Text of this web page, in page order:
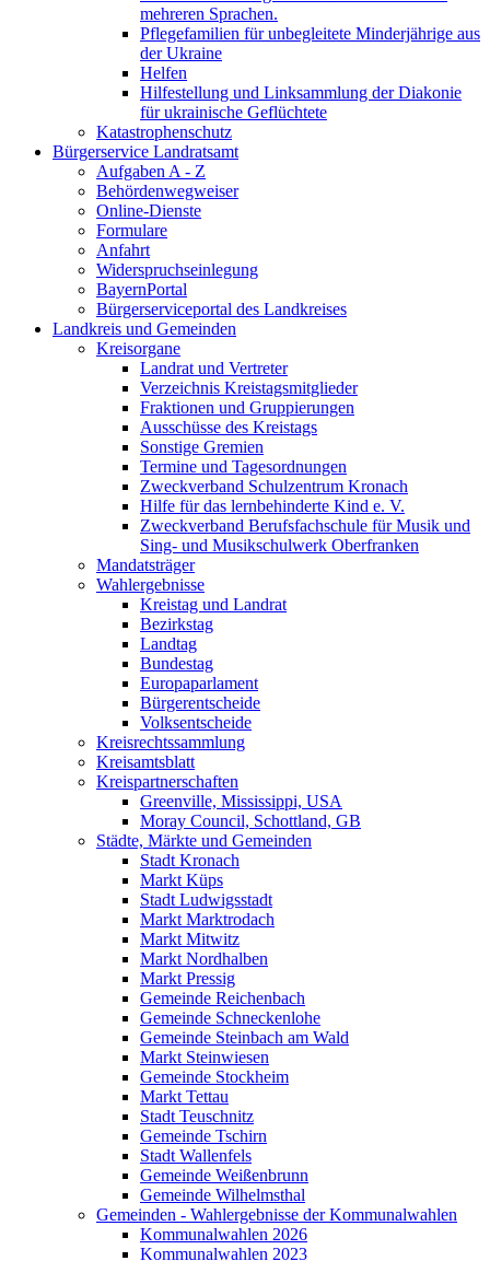
mehreren Sprachen.
Pflegefamilien für unbegleitete Minderjährige aus
der Ukraine
Helfen
Hilfestellung und Linksammlung der Diakonie
für ukrainische Geflüchtete
Katastrophenschutz
Bürgerservice Landratsamt
Aufgaben A - Z
Behördenwegweiser
Online-Dienste
Formulare
Anfahrt
Widerspruchseinlegung
BayernPortal
Bürgerserviceportal des Landkreises
Landkreis und Gemeinden
Kreisorgane
Landrat und Vertreter
Verzeichnis Kreistagsmitglieder
Fraktionen und Gruppierungen
Ausschüsse des Kreistags
Sonstige Gremien
Termine und Tagesordnungen
Zweckverband Schulzentrum Kronach
Hilfe für das lernbehinderte Kind e. V.
Zweckverband Berufsfachschule für Musik und
Sing- und Musikschulwerk Oberfranken
Mandatsträger
Wahlergebnisse
Kreistag und Landrat
Bezirkstag
Landtag
Bundestag
Europaparlament
Bürgerentscheide
Volksentscheide
Kreisrechtssammlung
Kreisamtsblatt
Kreispartnerschaften
Greenville, Mississippi, USA
Moray Council, Schottland, GB
Städte, Märkte und Gemeinden
Stadt Kronach
Markt Küps
Stadt Ludwigsstadt
Markt Marktrodach
Markt Mitwitz
Markt Nordhalben
Markt Pressig
Gemeinde Reichenbach
Gemeinde Schneckenlohe
Gemeinde Steinbach am Wald
Markt Steinwiesen
Gemeinde Stockheim
Markt Tettau
Stadt Teuschnitz
Gemeinde Tschirn
Stadt Wallenfels
Gemeinde Weißenbrunn
Gemeinde Wilhelmsthal
Gemeinden - Wahlergebnisse der Kommunalwahlen
Kommunalwahlen 2026
Kommunalwahlen 2023